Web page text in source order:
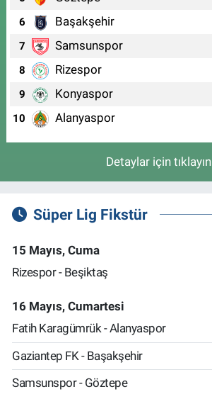
6 Başakşehir
7 Samsunspor
8 Rizespor
9 Konyaspor
10 Alanyaspor
Detaylar için tıklayın
Süper Lig Fikstür
15 Mayıs, Cuma
Rizespor - Beşiktaş
16 Mayıs, Cumartesi
Fatih Karagümrük - Alanyaspor
Gaziantep FK - Başakşehir
Samsunspor - Göztepe